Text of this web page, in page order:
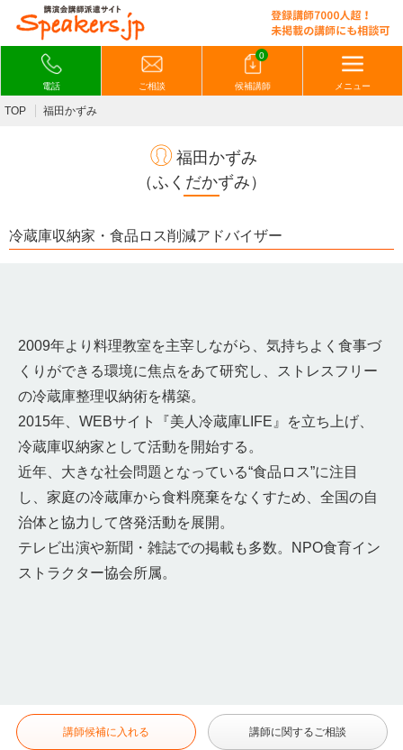
電話 ご相談
0
候補講師 メニュー
TOP 福田かずみ
福田かずみ
（ふくだかずみ）
冷蔵庫収納家・食品ロス削減アドバイザー
2009年より料理教室を主宰しながら、気持ちよく食事づ
くりができる環境に焦点をあて研究し、ストレスフリー
の冷蔵庫整理収納術を構築。
2015年、WEBサイト『美人冷蔵庫LIFE』を立ち上げ、
冷蔵庫収納家として活動を開始する。
近年、大きな社会問題となっている“食品ロス”に注目
し、家庭の冷蔵庫から食料廃棄をなくすため、全国の自
治体と協力して啓発活動を展開。
テレビ出演や新聞・雑誌での掲載も多数。NPO食育イン
ストラクター協会所属。
講師候補に入れる 講師に関するご相談